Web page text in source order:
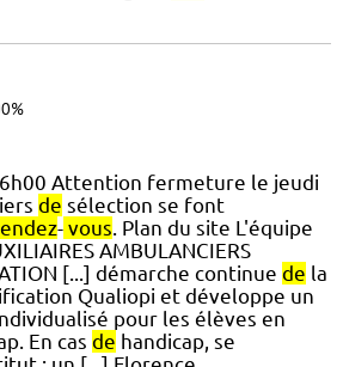
Attention fermeture le jeudi
de sélection se font
- vous. Plan du site L'équipe
AMBULANCIERS
[...] démarche continue de la
Qualiopi et développe un
pour les élèves en
En cas de handicap, se